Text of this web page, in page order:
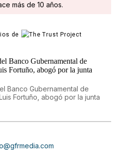
más de 10 años.
de
Banco Gubernamental de
Fortuño, abogó por la junta